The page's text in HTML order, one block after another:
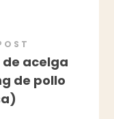
acelga
de pollo